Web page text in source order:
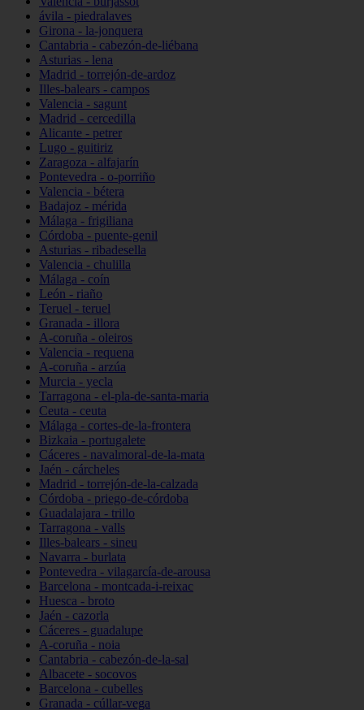
ávila - piedralaves
Girona - la-jonquera
Cantabria - cabezón-de-liébana
Asturias - lena
Madrid - torrejón-de-ardoz
Illes-balears - campos
Valencia - sagunt
Madrid - cercedilla
Alicante - petrer
Lugo - guitiriz
Zaragoza - alfajarín
Pontevedra - o-porriño
Valencia - bétera
Badajoz - mérida
Málaga - frigiliana
Córdoba - puente-genil
Asturias - ribadesella
Valencia - chulilla
Málaga - coín
León - riaño
Teruel - teruel
Granada - illora
A-coruña - oleiros
Valencia - requena
A-coruña - arzúa
Murcia - yecla
Tarragona - el-pla-de-santa-maria
Ceuta - ceuta
Málaga - cortes-de-la-frontera
Bizkaia - portugalete
Cáceres - navalmoral-de-la-mata
Jaén - cárcheles
Madrid - torrejón-de-la-calzada
Córdoba - priego-de-córdoba
Guadalajara - trillo
Tarragona - valls
Illes-balears - sineu
Navarra - burlata
Pontevedra - vilagarcía-de-arousa
Barcelona - montcada-i-reixac
Huesca - broto
Jaén - cazorla
Cáceres - guadalupe
A-coruña - noia
Cantabria - cabezón-de-la-sal
Albacete - socovos
Barcelona - cubelles
Granada - cúllar-vega